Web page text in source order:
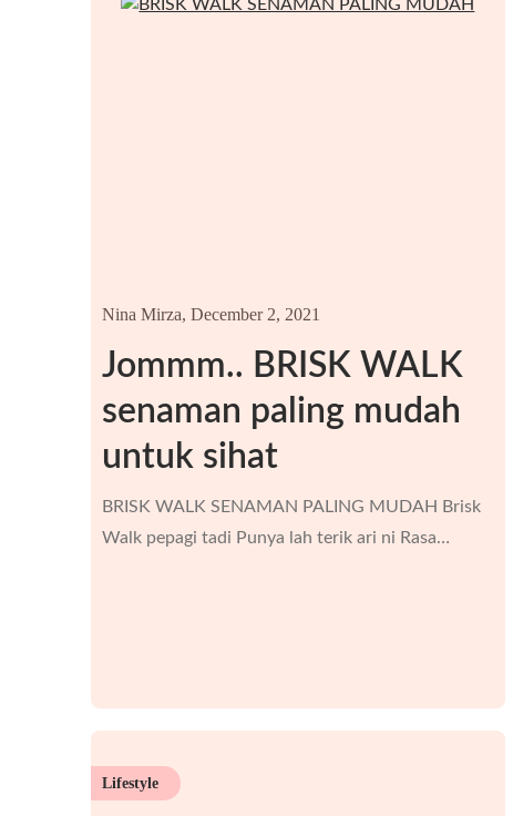
Jommm.. BRISK WALK
senaman paling mudah
untuk sihat
Nina Mirza, December 2, 2021
BRISK WALK SENAMAN PALING MUDAH Brisk
Walk pepagi tadi Punya lah terik ari ni Rasa…
Lifestyle